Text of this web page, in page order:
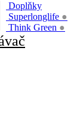
Doplňky
Superlonglife ●
Think Green ●